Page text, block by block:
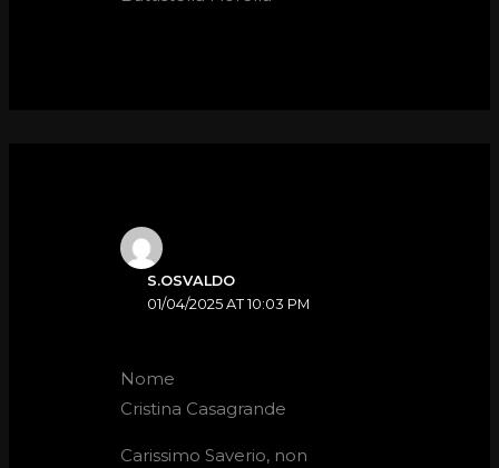
S.OSVALDO
01/04/2025 AT 10:03 PM
Nome
Cristina Casagrande
Carissimo Saverio, non